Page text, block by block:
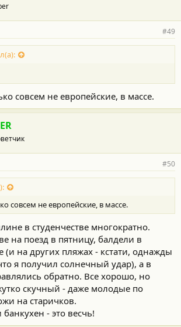
#49
совсем не европейские, в массе.
#50
совсем не европейские, в массе.
в студенчестве многократно.
на поезд в пятницу, балдели в
(и на других пляжах - кстати, однажды
я получил солнечный удар), а в
обратно. Все хорошо, но
скучный - даже молодые по
на старичков.
- это весчь!